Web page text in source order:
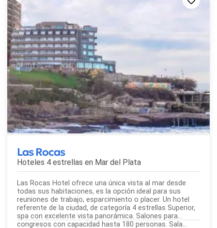
Las Rocas
Hoteles 4 estrellas en Mar del Plata
Las Rocas Hotel ofrece una única vista al mar desde
todas sus habitaciones, es la opción ideal para sus
reuniones de trabajo, esparcimiento o placer. Un hotel
referente de la ciudad, de categoría 4 estrellas Superior,
spa con excelente vista panorámica. Salones para
congresos con capacidad hasta 180 personas. Sala...